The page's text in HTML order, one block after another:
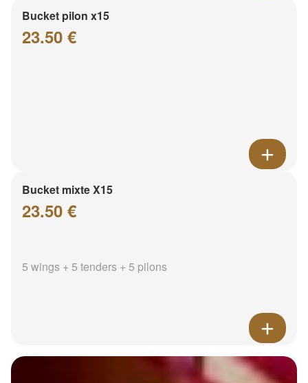
Bucket pilon x15
23.50 €
Bucket mixte X15
23.50 €
5 wings + 5 tenders + 5 pilons